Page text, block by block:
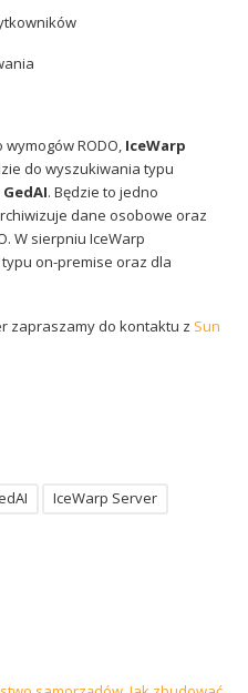
RODO, IceWarp
do wyszukiwania typu
GedAI. Będzie to jedno
dane osobowe oraz
W sierpniu IceWarp
on-premise oraz dla
zapraszamy do kontaktu z Sun
IceWarp Server